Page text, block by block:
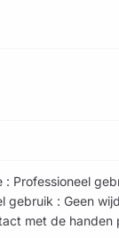
Professioneel
gebruik : Geen
met de